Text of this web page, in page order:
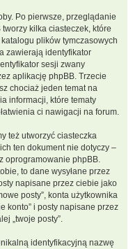
Po pierwsze, przeglądanie
kilka ciasteczek, które
plików tymczasowych
zawierają identyfikator
sesji zwany
aplikację phpBB. Trzecie
chociaż jeden temat na
informacji, które tematy
ci nawigacji na forum.
też utworzyć ciasteczka
ten dokument nie dotyczy –
oprogramowanie phpBB.
to dane wysyłane przez
napisane przez ciebie jako
posty”, konta użytkownika
konto” i posty napisane przez
„twoje posty”.
identyfikacyjną nazwę